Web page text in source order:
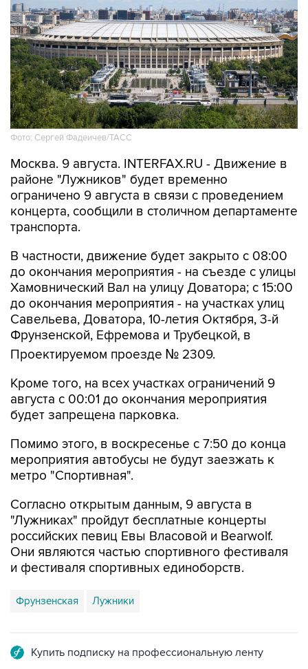
Фото: Сергей Фадеичев/ТАСС
Москва. 9 августа. INTERFAX.RU - Движение в
районе "Лужников" будет временно
ограничено 9 августа в связи с проведением
концерта, сообщили в столичном департаменте
транспорта.
В частности, движение будет закрыто с 08:00
до окончания мероприятия - на съезде с улицы
Хамовнический Вал на улицу Доватора; с 15:00
до окончания мероприятия - на участках улиц
Савельева, Доватора, 10-летия Октября, 3-й
Фрунзенской, Ефремова и Трубецкой, в
Проектируемом проезде № 2309.
Кроме того, на всех участках ограничений 9
августа с 00:01 до окончания мероприятия
будет запрещена парковка.
Помимо этого, в воскресенье с 7:50 до конца
мероприятия автобусы не будут заезжать к
метро "Спортивная".
Согласно открытым данным, 9 августа в
"Лужниках" пройдут бесплатные концерты
российских певиц Евы Власовой и Bearwolf.
Они являются частью спортивного фестиваля
и фестиваля спортивных единоборств.
Фрунзенская Лужники
Купить подписку на профессиональную ленту